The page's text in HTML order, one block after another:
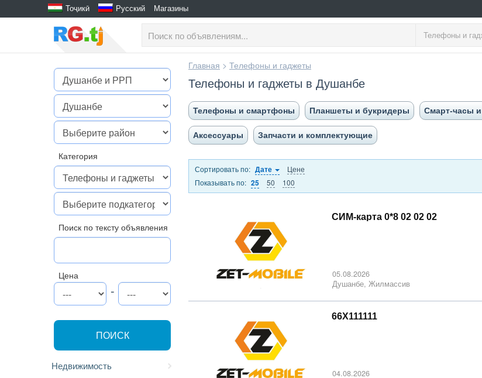
Тоҷикӣ Русский Магазины
Телефоны и
Категория
Поиск по тексту объявления
Цена
-
ПОИСК
Недвижимость
Главная > Телефоны и гаджеты
Телефоны и гаджеты в Душанбе
Телефоны и смартфоны Планшеты и букридеры Смарт-часы
Аксессуары Запчасти и комплектующие
Сортировать по: Дате
Цене
Показывать по: 25 50 100
СИМ-карта 0*8 02 02 02
05.08.2026
Душанбе, Жилмассив
66X111111
04.08.2026